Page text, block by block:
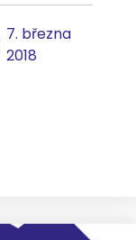
7. března
2018